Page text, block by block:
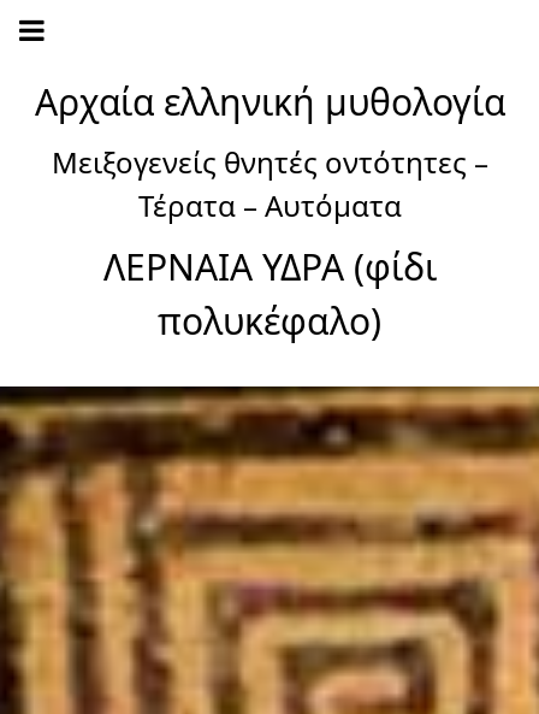
Αρχαία ελληνική μυθολογία
Μειξογενείς θνητές οντότητες –
Τέρατα – Αυτόματα
ΛΕΡΝΑΙΑ ΥΔΡΑ (φίδι
πολυκέφαλο)